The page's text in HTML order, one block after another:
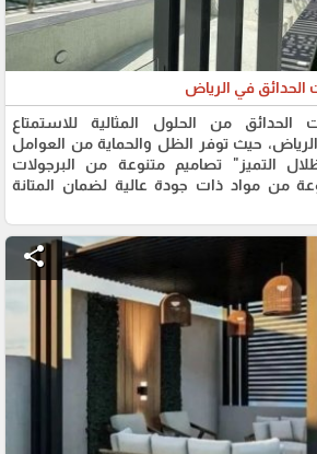
في الرياض
الحدائق من الحلول المثالية للاستمتاع
حيث توفر الظل والحماية من العوامل
التميز" تصاميم متنوعة من البرجولات
من مواد ذات جودة عالية لضمان المتانة
share